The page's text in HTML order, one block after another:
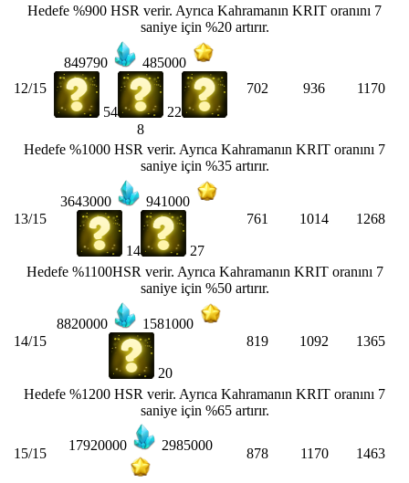
Hedefe %900 HSR verir. Ayrıca Kahramanın KRIT oranını 7
saniye için %20 artırır.
12/15
849790 485000
54
22
8
702 936 1170
Hedefe %1000 HSR verir. Ayrıca Kahramanın KRIT oranını 7
saniye için %35 artırır.
13/15
3643000 941000
14 27
761 1014 1268
Hedefe %1100HSR verir. Ayrıca Kahramanın KRIT oranını 7
saniye için %50 artırır.
14/15
8820000 1581000
20
819 1092 1365
Hedefe %1200 HSR verir. Ayrıca Kahramanın KRIT oranını 7
saniye için %65 artırır.
15/15
17920000 2985000
878 1170 1463